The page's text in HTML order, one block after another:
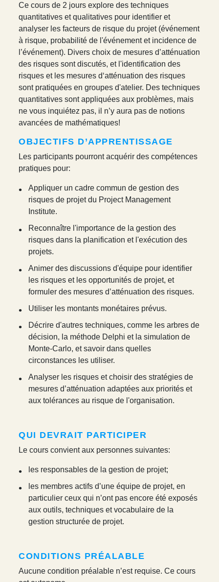
Ce cours de 2 jours explore des techniques
quantitatives et qualitatives pour identifier et
analyser les facteurs de risque du projet (événement
à risque, probabilité de l'événement et incidence de
l’événement). Divers choix de mesures d’atténuation
des risques sont discutés, et l'identification des
risques et les mesures d‘atténuation des risques
sont pratiquées en groupes d'atelier. Des techniques
quantitatives sont appliquées aux problèmes, mais
ne vous inquiétez pas, il n’y aura pas de notions
avancées de mathématiques!
OBJECTIFS D’APPRENTISSAGE
Les participants pourront acquérir des compétences
pratiques pour:
Appliquer un cadre commun de gestion des
risques de projet du Project Management
Institute.
Reconnaître l'importance de la gestion des
risques dans la planification et l'exécution des
projets.
Animer des discussions d'équipe pour identifier
les risques et les opportunités de projet, et
formuler des mesures d’atténuation des risques.
Utiliser les montants monétaires prévus.
Décrire d'autres techniques, comme les arbres de
décision, la méthode Delphi et la simulation de
Monte-Carlo, et savoir dans quelles
circonstances les utiliser.
Analyser les risques et choisir des stratégies de
mesures d’atténuation adaptées aux priorités et
aux tolérances au risque de l'organisation.
QUI DEVRAIT PARTICIPER
Le cours convient aux personnes suivantes:
les responsables de la gestion de projet;
les membres actifs d’une équipe de projet, en
particulier ceux qui n’ont pas encore été exposés
aux outils, techniques et vocabulaire de la
gestion structurée de projet.
CONDITIONS PRÉALABLE
Aucune condition préalable n’est requise. Ce cours